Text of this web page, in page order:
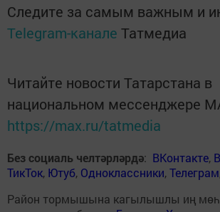
Следите за самым важным и
Telegram-канале Татмедиа
Читайте новости Татарстана в
национальном мессенджере
https://max.ru/tatmedia
Без социаль челтәрләрдә: ВКонтакте,
ТикТок, Ютуб, Одноклассники,Телеграм
Район тормышына кагылышлы иң